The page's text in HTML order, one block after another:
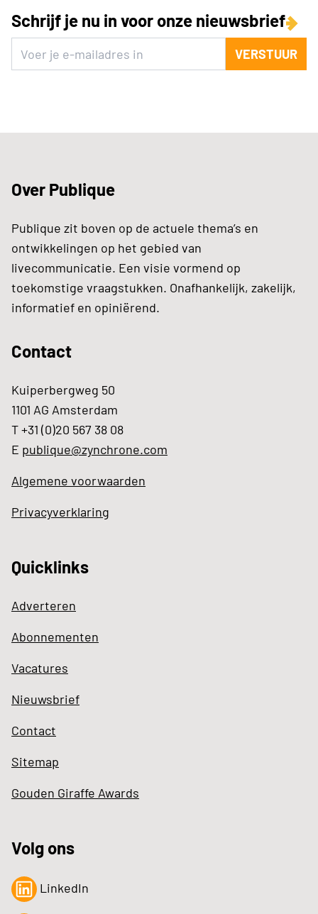
Schrijf je nu in voor onze nieuwsbrief
VERSTUUR
Over Publique
Publique zit boven op de actuele thema’s en
ontwikkelingen op het gebied van
livecommunicatie. Een visie vormend op
toekomstige vraagstukken. Onafhankelijk, zakelijk,
informatief en opiniërend.
Contact
Kuiperbergweg 50
1101 AG Amsterdam
T +31 (0)20 567 38 08
E publique@zynchrone.com
Algemene voorwaarden
Privacyverklaring
Quicklinks
Adverteren
Abonnementen
Vacatures
Nieuwsbrief
Contact
Sitemap
Gouden Giraffe Awards
Volg ons
LinkedIn